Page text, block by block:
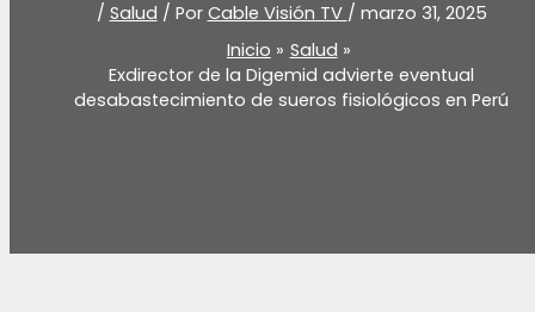
/ Salud / Por Cable Visión TV / marzo 31, 2025
Inicio
Salud
Exdirector de la Digemid advierte eventual
desabastecimiento de sueros fisiológicos en Perú